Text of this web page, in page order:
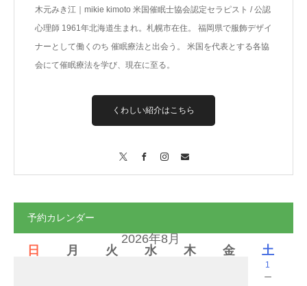
木元みき江｜mikie kimoto 米国催眠士協会認定セラピスト / 公認
心理師 1961年北海道生まれ。札幌市在住。 福岡県で服飾デザイ
ナーとして働くのち 催眠療法と出会う。 米国を代表とする各協
会にて催眠療法を学び、現在に至る。
くわしい紹介はこちら
予約カレンダー
2026年8月
日
月 火 水 木 金 土
1
－